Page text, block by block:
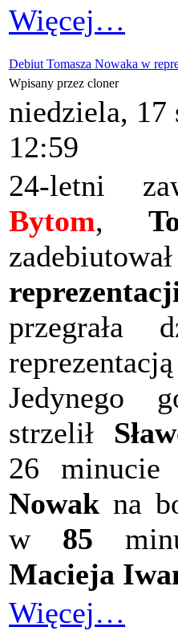
Więcej…
Debiut Tomasza Nowaka w
Wpisany przez cloner
niedziela, 17
12:59
24-letni
Bytom,
przegrała
reprezentacją
Jedynego
strzelił
26 minucie
Nowak na
w 85
Macieja
Więcej…